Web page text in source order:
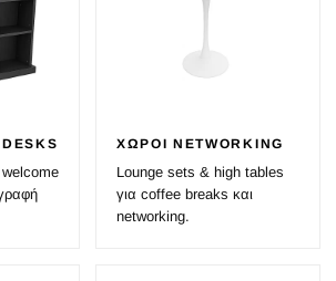
ΧΏΡΟΙ NETWORKING
Lounge sets & high tables
για coffee breaks και
networking.